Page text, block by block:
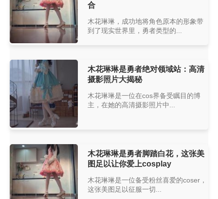
合
木花琳琳，成功地将角色原本的形象带
到了现实世界里，勇者类型的...
木花琳琳是勇者绝对领域站：高清
摄影照片大揭秘
木花琳琳是一位在cos界备受瞩目的博
主，在她的高清摄影照片中...
木花琳琳是勇者脚踏白花，这张美
图足以让你爱上cosplay
木花琳琳是一位备受粉丝喜爱的coser，
这张美图足以征服一切...